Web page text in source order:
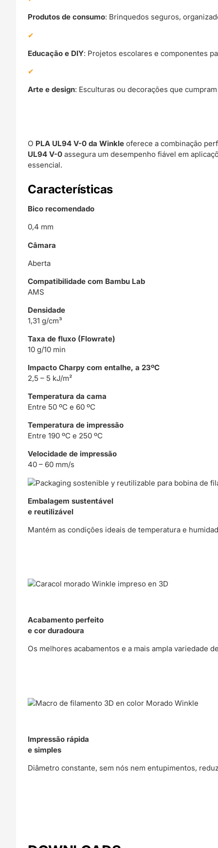
Produtos de consumo: Brinquedos seguros,
Educação e DIY: Projetos escolares e componentes
Arte e design: Esculturas ou decorações que
O PLA UL94 V-0 da Winkle oferece a combinação
UL94 V-0 assegura um desempenho fiável em
essencial.
Características
Bico recomendado
0,4 mm
Câmara
Aberta
Compatibilidade com Bambu Lab
AMS
Densidade
1,31 g/cm³
Taxa de fluxo (Flowrate)
10 g/10 min
Impacto Charpy com entalhe, a 23ºC
2,5 – 5 kJ/m²
Temperatura da cama
Entre 50 ºC e 60 ºC
Temperatura de impressão
Entre 190 ºC e 250 ºC
Velocidade de impressão
40 – 60 mm/s
Embalagem sustentável
e reutilizável
Mantém as condições ideais de temperatura e
Acabamento perfeito
e cor duradoura
Os melhores acabamentos e a mais ampla variedade
Impressão rápida
e simples
Diâmetro constante, sem nós nem entupimentos,